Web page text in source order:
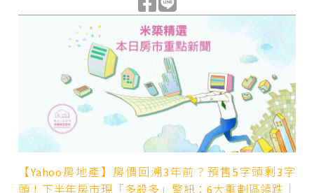
【Yahoo房地產】房價回溯3年前？預售5字頭剩3字
頭！下半年房市現「多殺多」警訊：6大重劃區領跌｜